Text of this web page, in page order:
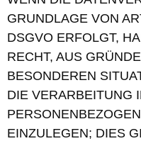
GRUNDLAGE VON
DSGVO ERFOLGT,
RECHT, AUS
BESONDEREN
DIE VERARBEITUNG
EINZULEGEN; DIES